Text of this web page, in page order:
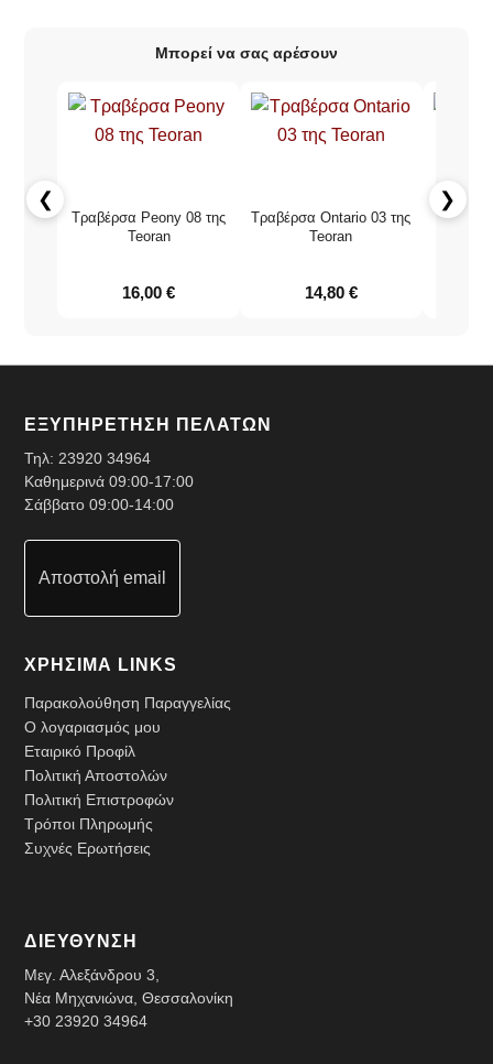
Μπορεί να σας αρέσουν
❮
Τραβέρσα Peony 08 της
Teoran
16,00€
Τραβέρσα Ontario 03 της
Teoran
14,80 €
❯
ΕΞΥΠΗΡΕΤΗΣΗ ΠΕΛΑΤΩΝ
Τηλ:23920 34964
Καθημερινά 09:00-17:00
Σάββατο 09:00-14:00
Αποστολή email
ΧΡΗΣΙΜΑ LINKS
Παρακολούθηση Παραγγελίας
Ο λογαριασμός μου
Εταιρικό Προφίλ
Πολιτική Αποστολών
Πολιτική Επιστροφών
Τρόποι Πληρωμής
Συχνές Ερωτήσεις
ΔΙΕΥΘΥΝΣΗ
Μεγ. Αλεξάνδρου 3,
Νέα Μηχανιώνα, Θεσσαλονίκη
+30 23920 34964